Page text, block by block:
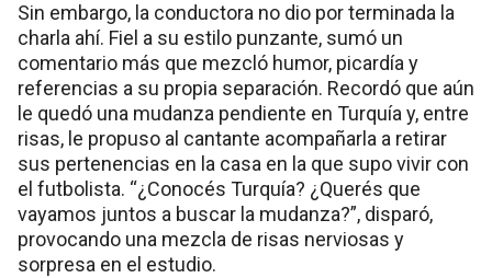
Sin embargo, la conductora no dio por terminada la
charla ahí. Fiel a su estilo punzante, sumó un
comentario más que mezcló humor, picardía y
referencias a su propia separación. Recordó que aún
le quedó una mudanza pendiente en Turquía y, entre
risas, le propuso al cantante acompañarla a retirar
sus pertenencias en la casa en la que supo vivir con
el futbolista. “¿Conocés Turquía? ¿Querés que
vayamos juntos a buscar la mudanza?”, disparó,
provocando una mezcla de risas nerviosas y
sorpresa en el estudio.